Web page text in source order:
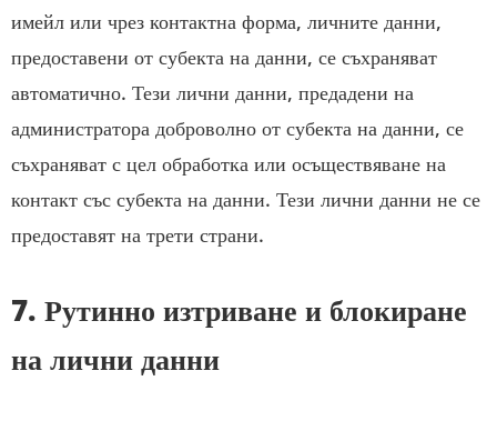
имейл или чрез контактна форма, личните данни,
предоставени от субекта на данни, се съхраняват
автоматично. Тези лични данни, предадени на
администратора доброволно от субекта на данни, се
съхраняват с цел обработка или осъществяване на
контакт със субекта на данни. Тези лични данни не се
предоставят на трети страни.
7. Рутинно изтриване и блокиране
на лични данни